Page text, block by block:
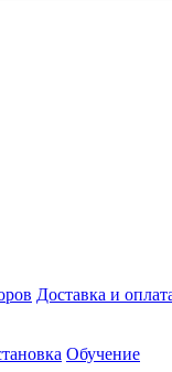
Доставка и
Обучение